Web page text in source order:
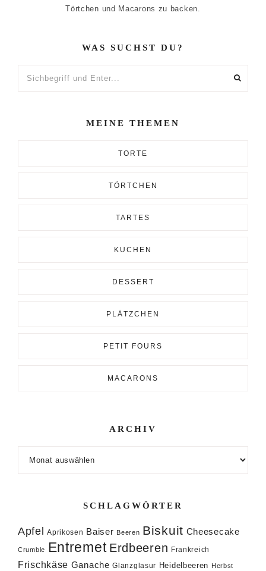
Törtchen und Macarons zu backen.
WAS SUCHST DU?
MEINE THEMEN
TORTE
TÖRTCHEN
TARTES
KUCHEN
DESSERT
PLÄTZCHEN
PETIT FOURS
MACARONS
ARCHIV
SCHLAGWÖRTER
Apfel Aprikosen Baiser Beeren Biskuit Cheesecake
Crumble Entremet Erdbeeren Frankreich
Frischkäse Ganache Glanzglasur Heidelbeeren Herbst